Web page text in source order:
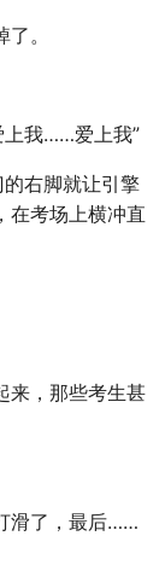
。
上我……爱上我”
右脚就让引擎
在考场上横冲直
来，那些考生甚
滑了，最后……